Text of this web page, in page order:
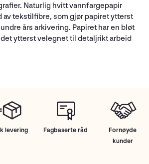
Naturlig hvitt vannfargepapir
av tekstilfibre, som gjør papiret ytterst
års arkivering. Papiret har en bløt
ytterst velegnet til detaljrikt arbeid
levering Fagbaserte råd
Fornøyde
kunder